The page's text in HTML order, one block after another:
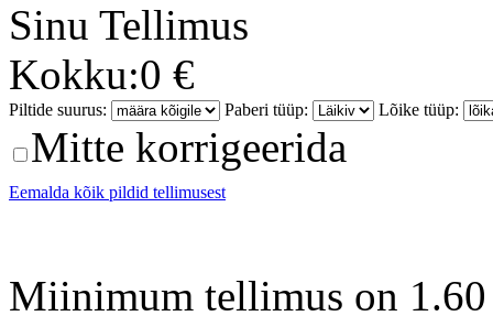
Sinu Tellimus
Kokku:0 €
Piltide suurus: Paberi tüüp: Lõike tüüp:
Mitte korrigeerida
Eemalda kõik pildid tellimusest
Miinimum tellimus on